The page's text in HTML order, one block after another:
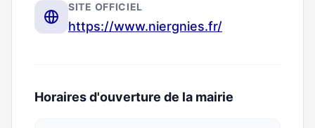
SITE OFFICIEL
https://www.niergnies.fr/
Horaires d'ouverture de la mairie